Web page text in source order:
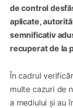
de control
aplicate,
semnificativ
recuperat de la
În cadrul
multe cazuri de
a mediului și au